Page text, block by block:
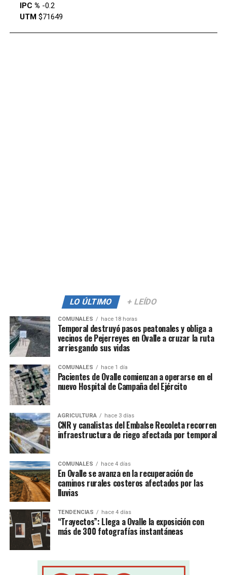
IPC % -0.2
UTM$71649
LO ÚLTIMO + LEÍDO
COMUNALES hace 18 horas
Temporal destruyó pasos peatonales y obliga a
vecinos de Pejerreyes en Ovalle a cruzar la ruta
arriesgando sus vidas
COMUNALES hace 1 día
Pacientes de Ovalle comienzan a operarse en el
nuevo Hospital de Campaña del Ejército
AGRICULTURA hace 3 días
CNR y canalistas del Embalse Recoleta recorren
infraestructura de riego afectada por temporal
COMUNALES hace 4 días
En Ovalle se avanza en la recuperación de
caminos rurales costeros afectados por las
lluvias
TENDENCIAS hace 4 días
“Trayectos”: Llega a Ovalle la exposición con
más de 300 fotografías instantáneas